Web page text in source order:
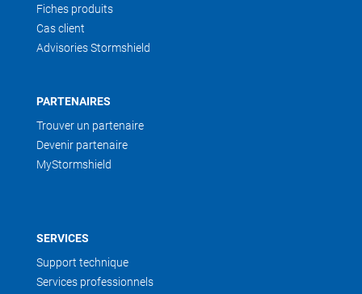
Fiches produits
Cas client
Advisories Stormshield
PARTENAIRES
Trouver un partenaire
Devenir partenaire
MyStormshield
SERVICES
Support technique
Services professionnels